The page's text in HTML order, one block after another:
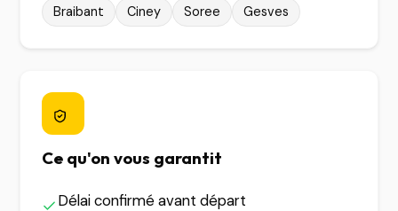
Braibant
Ciney Soree Gesves
Ce qu'on vous garantit
Délai confirmé avant départ